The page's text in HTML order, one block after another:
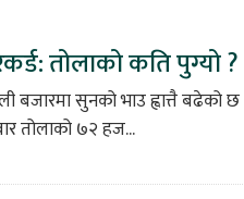
तोलाको कति पुग्यो ?
बजारमा सुनको भाउ ह्वात्तै बढेको
तोलाको ७२ हज...